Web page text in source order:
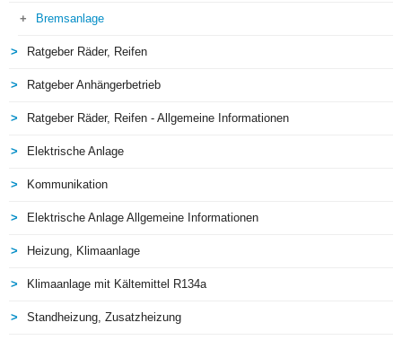
Bremsanlage
Ratgeber Räder, Reifen
Ratgeber Anhängerbetrieb
Ratgeber Räder, Reifen - Allgemeine Informationen
Elektrische Anlage
Kommunikation
Elektrische Anlage Allgemeine Informationen
Heizung, Klimaanlage
Klimaanlage mit Kältemittel R134a
Standheizung, Zusatzheizung